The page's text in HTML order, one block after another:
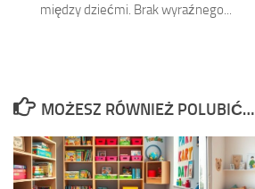
między dziećmi. Brak wyraźnego...
MOŻESZ RÓWNIEŻ POLUBIĆ…